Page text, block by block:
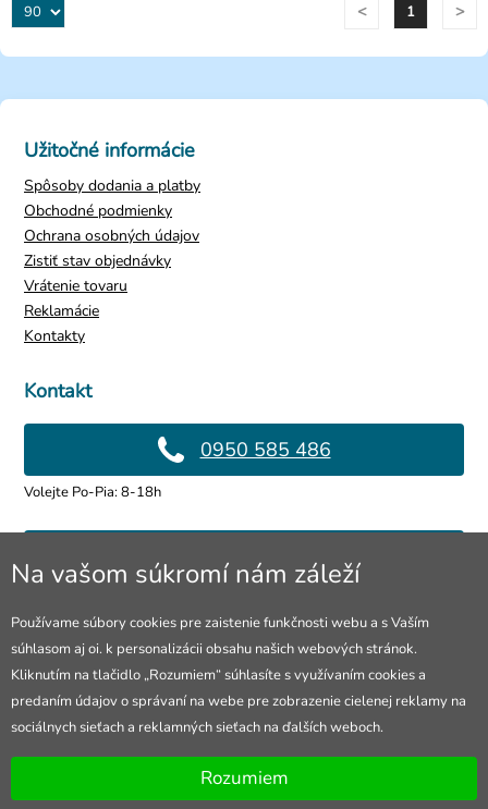
< 1 >
Kontakt
0950 585 486
Volejte Po-Pia: 8-18h
info@4lol.cz
Predajňa v Ostrave
28. října 250, Ostrava
Otevřeno Po-Pia: 10-18h
Užitočné informácie
Spôsoby dodania a platby
Obchodné podmienky
Ochrana osobných údajov
Zistiť stav objednávky
Vrátenie tovaru
Reklamácie
Kontakty
Na vašom súkromí nám záleží
Používame súbory cookies pre zaistenie funkčnosti webu a s Vaším
súhlasom aj oi. k personalizácii obsahu našich webových stránok.
Kliknutím na tlačidlo „Rozumiem“ súhlasíte s využívaním cookies a
predaním údajov o správaní na webe pre zobrazenie cielenej reklamy na
sociálnych sieťach a reklamných sieťach na ďalších weboch.
Rozumiem